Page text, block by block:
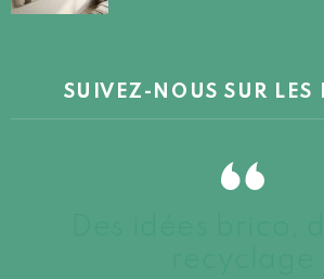
SUIVEZ-NOUS SUR LES